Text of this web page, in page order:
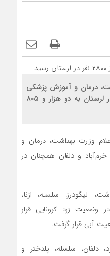
درمان و آموزش پزشکی
تاکنون آمار قربانیان کرونا در لرستان به دو هزار و ۸۰۵
وزارت بهداشت، درمان و
و دلفان همچنان در
الیگودرز، سلسله، ازنا،
وضعیت زرد کرونایی قرار
آبی قرار گرفت.
دلفان، سلسله، پلدختر و